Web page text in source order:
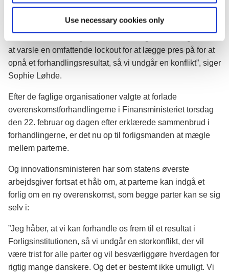
Use necessary cookies only
arbejdspladser, hvor det vil gøre allermest ondt. Det er
naturligvis en helt uholdbar situation. Derfor ser
at varsle en omfattende lockout for at lægge pres på for at
opnå et forhandlingsresultat, så vi undgår en konflikt”, siger
Sophie Løhde.
Efter de faglige organisationer valgte at forlade
overenskomstforhandlingerne i Finansministeriet torsdag
den 22. februar og dagen efter erklærede sammenbrud i
forhandlingerne, er det nu op til forligsmanden at mægle
mellem parterne.
Og innovationsministeren har som statens øverste
arbejdsgiver fortsat et håb om, at parterne kan indgå et
forlig om en ny overenskomst, som begge parter kan se sig
selv i:
”Jeg håber, at vi kan forhandle os frem til et resultat i
Forligsinstitutionen, så vi undgår en storkonflikt, der vil
være trist for alle parter og vil besværliggøre hverdagen for
rigtig mange danskere. Og det er bestemt ikke umuligt. Vi